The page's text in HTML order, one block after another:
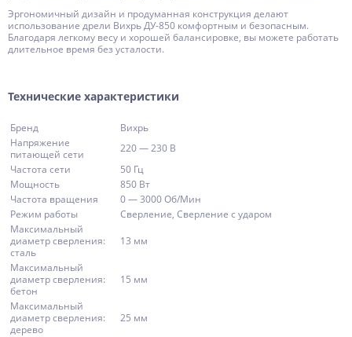
Эргономичный дизайн и продуманная конструкция делают
использование дрели Вихрь ДУ-850 комфортным и безопасным.
Благодаря легкому весу и хорошей балансировке, вы можете работать
длительное время без усталости.
Технические характеристики
Бренд
Вихрь
Напряжение
питающей сети
220 — 230 В
Частота сети
50 Гц
Мощность
850 Вт
Частота вращения
0 — 3000 Об/Мин
Режим работы
Сверление, Сверление с ударом
Максимальный
диаметр сверления:
сталь
13 мм
Максимальный
диаметр сверления:
бетон
15 мм
Максимальный
диаметр сверления:
дерево
25 мм